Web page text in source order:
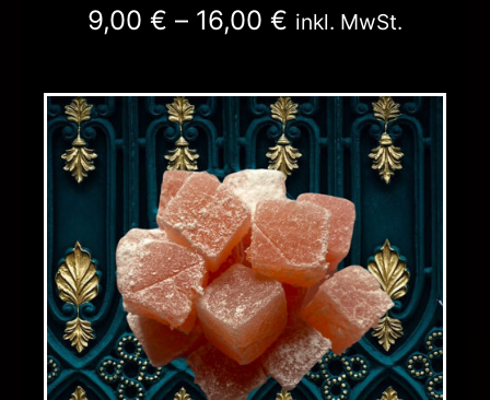
9,00 € – 16,00 € inkl. MwSt.